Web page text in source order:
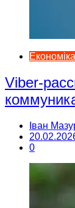
Економіка
Viber-
Іван
0